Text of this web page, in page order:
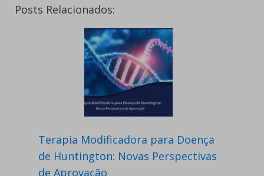
Posts Relacionados:
Terapia Modificadora para Doença
de Huntington: Novas Perspectivas
de Aprovação